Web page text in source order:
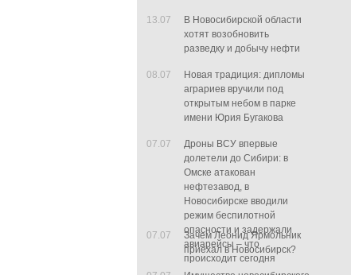
13.07
В Новосибирской области
хотят возобновить
разведку и добычу нефти
08.07
Новая традиция: дипломы
аграриев вручили под
открытым небом в парке
имени Юрия Бугакова
07.07
Дроны ВСУ впервые
долетели до Сибири: в
Омске атакован
нефтезавод, в
Новосибирске вводили
режим беспилотной
опасности и задержали
авиарейсы – что
происходит сегодня
07.07
Зачем Леонид Ярмольник
приехал в Новосибирск?